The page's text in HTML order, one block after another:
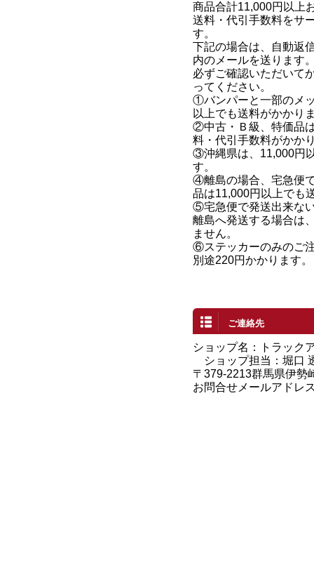
商品合計11,000円以上
送料・代引手数料をサ
す。
下記の場合は、自動返
内のメールを送ります
必ずご確認いただいて
ってください。
①バンパーと一部のメ
以上でも送料がかかり
②中古・Ｂ級、特価品
料・代引手数料がかか
③沖縄県は、11,000円
す。
④離島の場合、宅急便
品は11,000円以上でも
⑤宅急便で発送出来な
離島へ発送する場合は
ません。
⑥ステッカーのみのご
別途220円かかります。
ご連絡先
ショップ名：トラック
ショップ担当：堀口
〒379-2213群馬県伊勢
お問合せメールアドレ